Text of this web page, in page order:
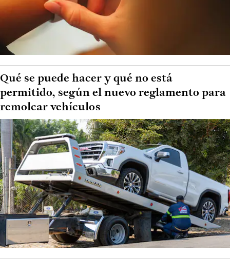
Qué se puede hacer y qué no está
permitido, según el nuevo reglamento para
remolcar vehículos